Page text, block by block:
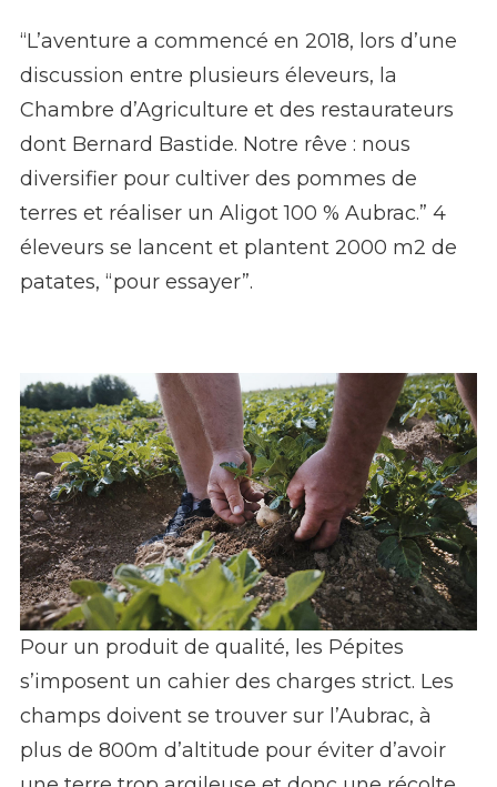
“L’aventure a commencé en 2018, lors d’une
discussion entre plusieurs éleveurs, la
Chambre d’Agriculture et des restaurateurs
dont Bernard Bastide. Notre rêve : nous
diversifier pour cultiver des pommes de
terres et réaliser un Aligot 100 % Aubrac.” 4
éleveurs se lancent et plantent 2000 m2 de
patates, “pour essayer”.
Les Pépites de l'Aubrac, nouveaux
bénéficiaires de la marque Valeurs Parc -
Hipolito
Pour un produit de qualité, les Pépites
s’imposent un cahier des charges strict. Les
champs doivent se trouver sur l’Aubrac, à
plus de 800m d’altitude pour éviter d’avoir